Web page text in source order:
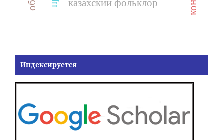
казахский фольклор
Индексируется